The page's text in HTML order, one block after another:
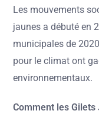
Les mouvements
jaunes a débuté en
municipales de
pour le climat ont
environnementaux.
Comment les